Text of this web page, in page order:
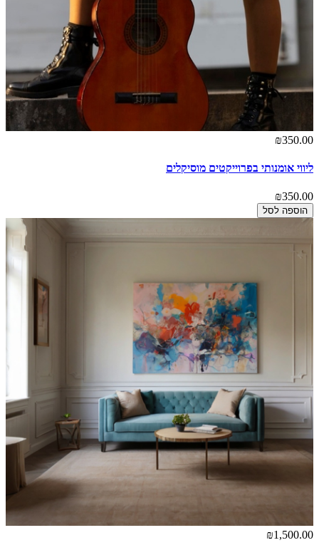
₪350.00
ליווי אומנותי בפרוייקטים מוסיקלים
₪350.00
הוספה לסל
₪1,500.00